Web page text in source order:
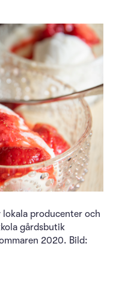
lokala producenter och
gårdsbutik
2020. Bild: